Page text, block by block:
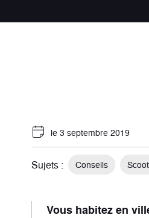
10 véhicules
2 véhicules
le 3 septembre 2019
Sujets : Conseils
Vous habitez en